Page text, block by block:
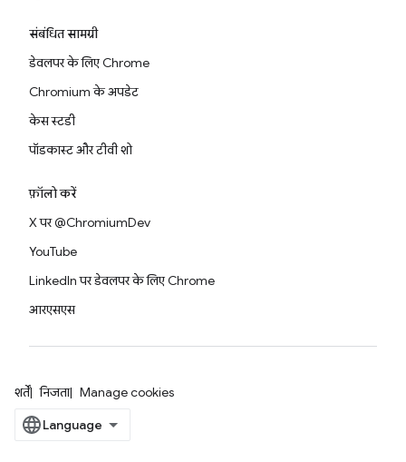
संबंधित सामग्री
डेवलपर के लिए Chrome
Chromium के अपडेट
केस स्टडी
पॉडकास्ट और टीवी शो
फ़ॉलो करें
X पर @ChromiumDev
YouTube
LinkedIn पर डेवलपर के लिए Chrome
आरएसएस
शर्तें निजता Manage cookies